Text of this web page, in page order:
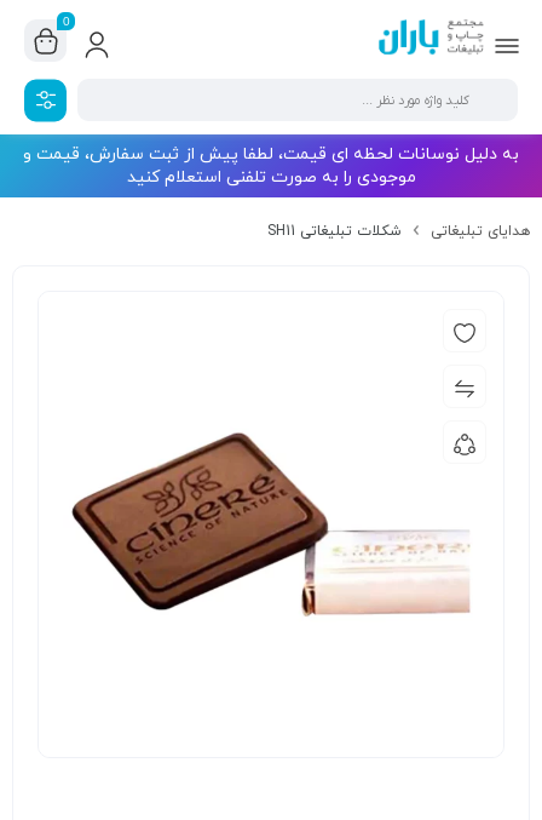
0
به دلیل نوسانات لحظه ای قیمت، لطفا پیش از ثبت سفارش، قیمت و
موجودی را به صورت تلفنی استعلام کنید
هدایای تبلیغاتی شکلات تبلیغاتی SH11